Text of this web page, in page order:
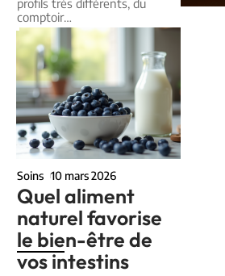
profils très différents, du
comptoir…
Soins 10 mars 2026
Quel aliment
naturel favorise
le bien-être de
vos intestins